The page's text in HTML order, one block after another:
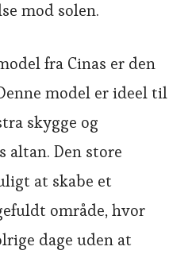
mod solen.
fra Cinas er den
model er ideel til
skygge og
altan. Den store
at skabe et
område, hvor
dage uden at